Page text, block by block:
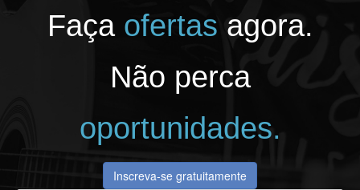
Faça ofertas agora.
Não perca
oportunidades.
Inscreva-se gratuitamente